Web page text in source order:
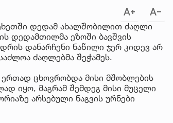
დედამ ახალშობილით ძაღლი
დედამთილმა ეზოში ბავშვის
დანარჩენი ნაწილი ჯერ კიდევ არ
ძაღლებმა შეჭამეს.
ერთად ცხოვრობდა მისი მშობლების
იყო, მაგრამ შემდეგ მისი მუცელი
არსებული ნაგვის ურნები